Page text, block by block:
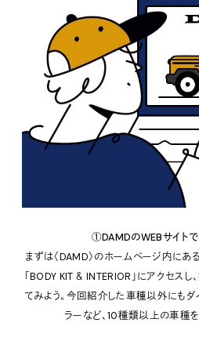
①DAMDのWEBサイトで
まずは〈DAMD〉のホームページ内にあ
「BODY KIT ＆ INTERIOR」にアクセスし
てみよう。今回紹介した車種以外にもダ
ラーなど、10種類以上の車種を